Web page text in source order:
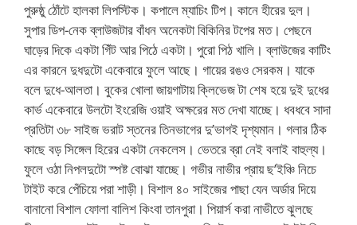
পুরুষ্ঠু ঠোঁটে হালকা লিপস্টিক। কপালে ম্যাচিং টিপ। কানে হীরের দুল।
সুপার ডিপ-নেক ব্লাউজটার বাঁধন অনেকটা বিকিনির টপের মত। পেছনে
ঘাড়ের দিকে একটা গিঁট আর পিঠে একটা। পুরো পিঠ খালি। ব্লাউজের কাটিং
এর কারনে দুধদুটো একেবারে ফুলে আছে। গায়ের রঙও সেরকম। যাকে
বলে দুধে-আলতা। বুকের খোলা জায়গাটায় ক্লিভেজ টা শেষ হয়ে দুই দুধের
কার্ভ একেবারে উলটো ইংরেজি ওয়াই অক্ষরের মত দেখা যাচ্ছে। ধবধবে সাদা
প্রতিটা ৩৮ সাইজ ভরাট স্তনের তিনভাগের দু’ভাগই দৃশ্যমান। গলার ঠিক
কাছে বড় সিঙ্গেল হিরের একটা নেকলেস। ভেতরে ব্রা নেই বলাই বাহুল্য।
ফুলে ওঠা নিপলদুটো স্পষ্ট বোঝা যাচ্ছে। গভীর নাভীর প্রায় ছ’ইঞ্চি নিচে
টাইট করে পেঁচিয়ে পরা শাড়ী। বিশাল ৪০ সাইজের পাছা যেন অর্ডার দিয়ে
বানানো বিশাল ফোলা বালিশ কিংবা তানপুরা। পিয়ার্স করা নাভীতে ঝুলছে